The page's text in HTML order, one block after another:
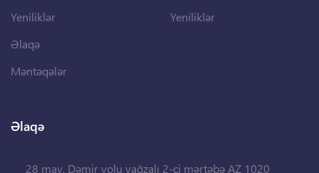
Yeniliklər
Əlaqə
Məntəqələr
Yeniliklər
Əlaqə
28 may, Dəmir yolu vağzalı 2-ci mərtəbə AZ 1020